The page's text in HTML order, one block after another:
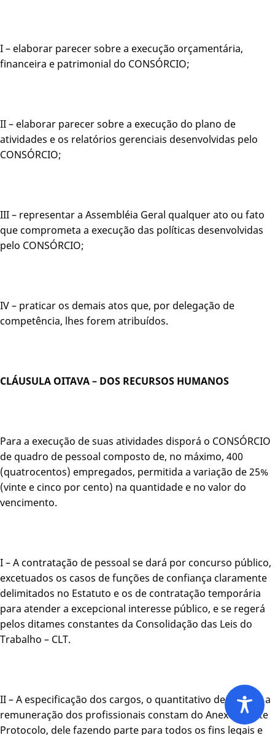
I – elaborar parecer sobre a execução orçamentária,
financeira e patrimonial do CONSÓRCIO;
II – elaborar parecer sobre a execução do plano de
atividades e os relatórios gerenciais desenvolvidas pelo
CONSÓRCIO;
III – representar a Assembléia Geral qualquer ato ou fato
que comprometa a execução das políticas desenvolvidas
pelo CONSÓRCIO;
IV – praticar os demais atos que, por delegação de
competência, lhes forem atribuídos.
CLÁUSULA OITAVA – DOS RECURSOS HUMANOS
Para a execução de suas atividades disporá o CONSÓRCIO
de quadro de pessoal composto de, no máximo, 400
(quatrocentos) empregados, permitida a variação de 25%
(vinte e cinco por cento) na quantidade e no valor do
vencimento.
I – A contratação de pessoal se dará por concurso público,
excetuados os casos de funções de confiança claramente
delimitados no Estatuto e os de contratação temporária
para atender a excepcional interesse público, e se regerá
pelos ditames constantes da Consolidação das Leis do
Trabalho – CLT.
II – A especificação dos cargos, o quantitativo de vagas e a
remuneração dos profissionais constam do Anexo I deste
Protocolo, dele fazendo parte para todos os fins legais e